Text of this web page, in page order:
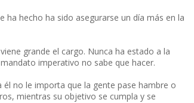
hecho ha sido asegurarse un día más en la
grande el cargo. Nunca ha estado a la
imperativo no sabe que hacer.
no le importa que la gente pase hambre o
mientras su objetivo se cumpla y se